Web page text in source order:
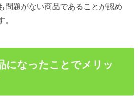
問題がない商品であることが認め
。
になったことでメリッ